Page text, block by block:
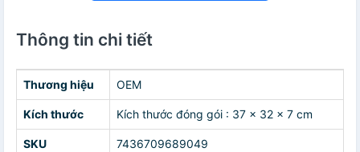
Thông tin chi tiết
Thương hiệu OEM
Kích thước Kích thước đóng gói : 37 x 32 x 7 cm
SKU 7436709689049